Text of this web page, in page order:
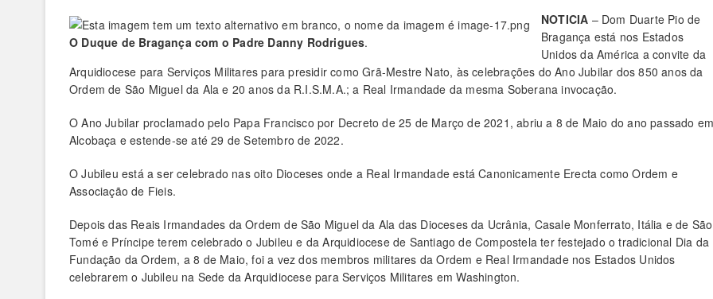
O Duque de Bragança com o Padre Danny Rodrigues.
NOTICIA – Dom Duarte Pio de
Bragança está nos Estados
Unidos da América a convite da
Arquidiocese para Serviços Militares para presidir como Grã-Mestre Nato, às celebrações do Ano Jubilar dos 850 anos da
Ordem de São Miguel da Ala e 20 anos da R.I.S.M.A.; a Real Irmandade da mesma Soberana invocação.
O Ano Jubilar proclamado pelo Papa Francisco por Decreto de 25 de Março de 2021, abriu a 8 de Maio do ano passado
Alcobaça e estende-se até 29 de Setembro de 2022.
O Jubileu está a ser celebrado nas oito Dioceses onde a Real Irmandade está Canonicamente Erecta como Ordem e
Associação de Fieis.
Depois das Reais Irmandades da Ordem de São Miguel da Ala das Dioceses da Ucrânia, Casale Monferrato, Itália e de São
Tomé e Príncipe terem celebrado o Jubileu e da Arquidiocese de Santiago de Compostela ter festejado o tradicional Dia da
Fundação da Ordem, a 8 de Maio, foi a vez dos membros militares da Ordem e Real Irmandade nos Estados Unidos
celebrarem o Jubileu na Sede da Arquidiocese para Serviços Militares em Washington.